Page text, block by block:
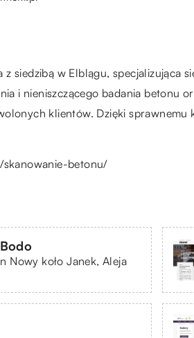
siedzibą w Elblągu, specjalizująca
i nieniszczącego badania betonu
klientów. Dzięki
betonu/
Nowy koło Janek, Aleja